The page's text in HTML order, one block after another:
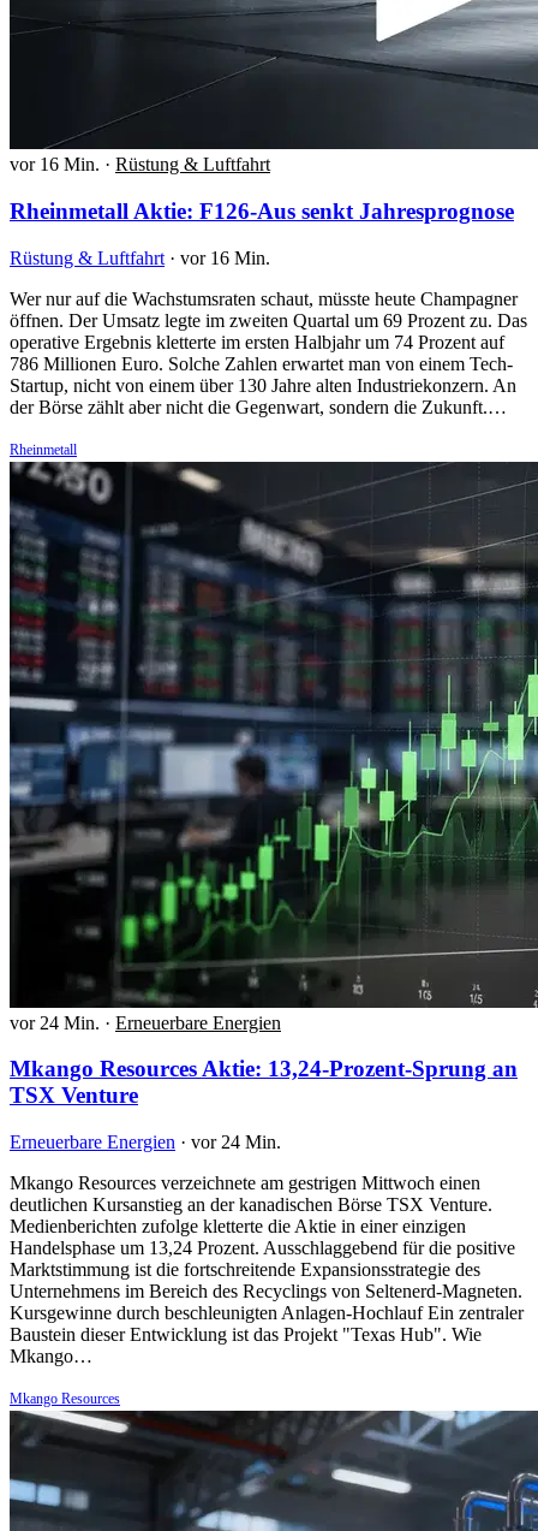
vor 16 Min. · Rüstung & Luftfahrt
Rheinmetall Aktie: F126-Aus senkt Jahresprognose
Rüstung & Luftfahrt · vor 16 Min.
Wer nur auf die Wachstumsraten schaut, müsste heute Champagner
öffnen. Der Umsatz legte im zweiten Quartal um 69 Prozent zu. Das
operative Ergebnis kletterte im ersten Halbjahr um 74 Prozent auf
786 Millionen Euro. Solche Zahlen erwartet man von einem Tech-
Startup, nicht von einem über 130 Jahre alten Industriekonzern. An
der Börse zählt aber nicht die Gegenwart, sondern die Zukunft.…
Rheinmetall
vor 24 Min. · Erneuerbare Energien
Mkango Resources Aktie: 13,24-Prozent-Sprung an
TSX Venture
Erneuerbare Energien · vor 24 Min.
Mkango Resources verzeichnete am gestrigen Mittwoch einen
deutlichen Kursanstieg an der kanadischen Börse TSX Venture.
Medienberichten zufolge kletterte die Aktie in einer einzigen
Handelsphase um 13,24 Prozent. Ausschlaggebend für die positive
Marktstimmung ist die fortschreitende Expansionsstrategie des
Unternehmens im Bereich des Recyclings von Seltenerd-Magneten.
Kursgewinne durch beschleunigten Anlagen-Hochlauf Ein zentraler
Baustein dieser Entwicklung ist das Projekt "Texas Hub". Wie
Mkango…
Mkango Resources